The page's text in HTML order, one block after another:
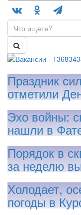
Праздник
отметили
Эхо войны:
нашли в
Порядок в
за неделю
Холодает,
погоды в